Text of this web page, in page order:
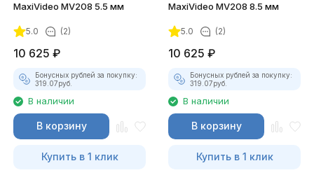
MaxiVideo MV208 5.5 мм
5.0 (2)
10 625 ₽
Бонусных рублей за покупку:
319.07руб.
В наличии
В корзину
Купить в 1 клик
MaxiVideo MV208 8.5 мм
5.0 (2)
10 625 ₽
Бонусных рублей за покупку:
319.07руб.
В наличии
В корзину
Купить в 1 клик